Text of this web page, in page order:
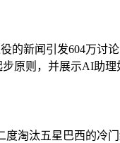
的新闻引发604万
原则，并展示AI助理
度淘汰五星巴西的